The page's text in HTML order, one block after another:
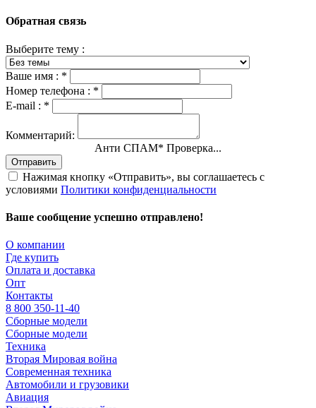
Обратная связь
Выберите тему :
Ваше имя : *
Номер телефона : *
E-mail : *
Комментарий:
Анти СПАМ* Проверка...
Отправить
Нажимая кнопку «Отправить», вы соглашаетесь с
условиями Политики конфиденциальности
Ваше сообщение успешно отправлено!
О компании
Где купить
Оплата и доставка
Опт
Контакты
8 800 350-11-40
Сборные модели
Сборные модели
Техника
Вторая Мировая война
Современная техника
Автомобили и грузовики
Авиация